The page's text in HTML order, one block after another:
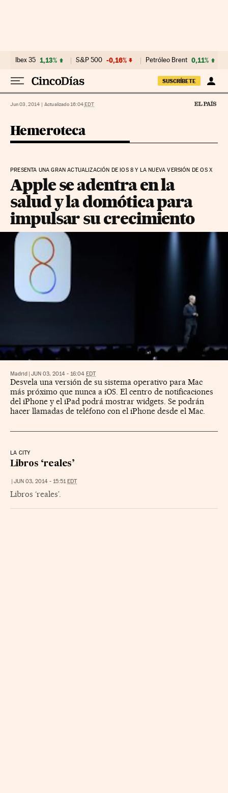
Ibex 35 1,13% S&P 500 -0,16% Petróleo Brent 0,11%
SUSCRÍBETE
Jun 03, 2014 | Actualizado 16:04EDT
Hemeroteca
PRESENTA UNA GRAN ACTUALIZACIÓN DE IOS 8 Y LA NUEVA VERSIÓN DE OS X
Apple se adentra en la
salud y la domótica para
impulsar su crecimiento
Madrid | JUN 03, 2014 - 16:04 EDT
Desvela una versión de su sistema operativo para Mac
más próximo que nunca a iOS. El centro de notificaciones
del iPhone y el iPad podrá mostrar widgets. Se podrán
hacer llamadas de teléfono con el iPhone desde el Mac.
LA CITY
Libros ‘reales’
| JUN 03, 2014 - 15:51EDT
Libros ‘reales’.